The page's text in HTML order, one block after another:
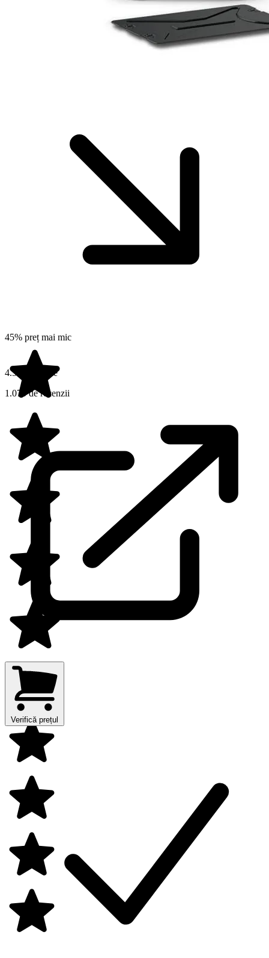
45% preț mai mic
4.5 din 5 stele
1.070 de recenzii
Verifică prețul